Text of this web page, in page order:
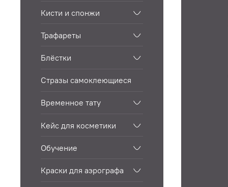
Кисти и спонжи
Трафареты
Блёстки
Стразы самоклеющиеся
Временное тату
Кейс для косметики
Обучение
Краски для аэрографа